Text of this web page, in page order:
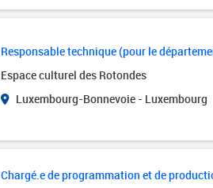
Responsable technique (pour le
Espace culturel des Rotondes
Luxembourg-Bonnevoie - Luxembourg
Chargé.e de programmation et de